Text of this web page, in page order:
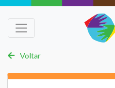
Voltar